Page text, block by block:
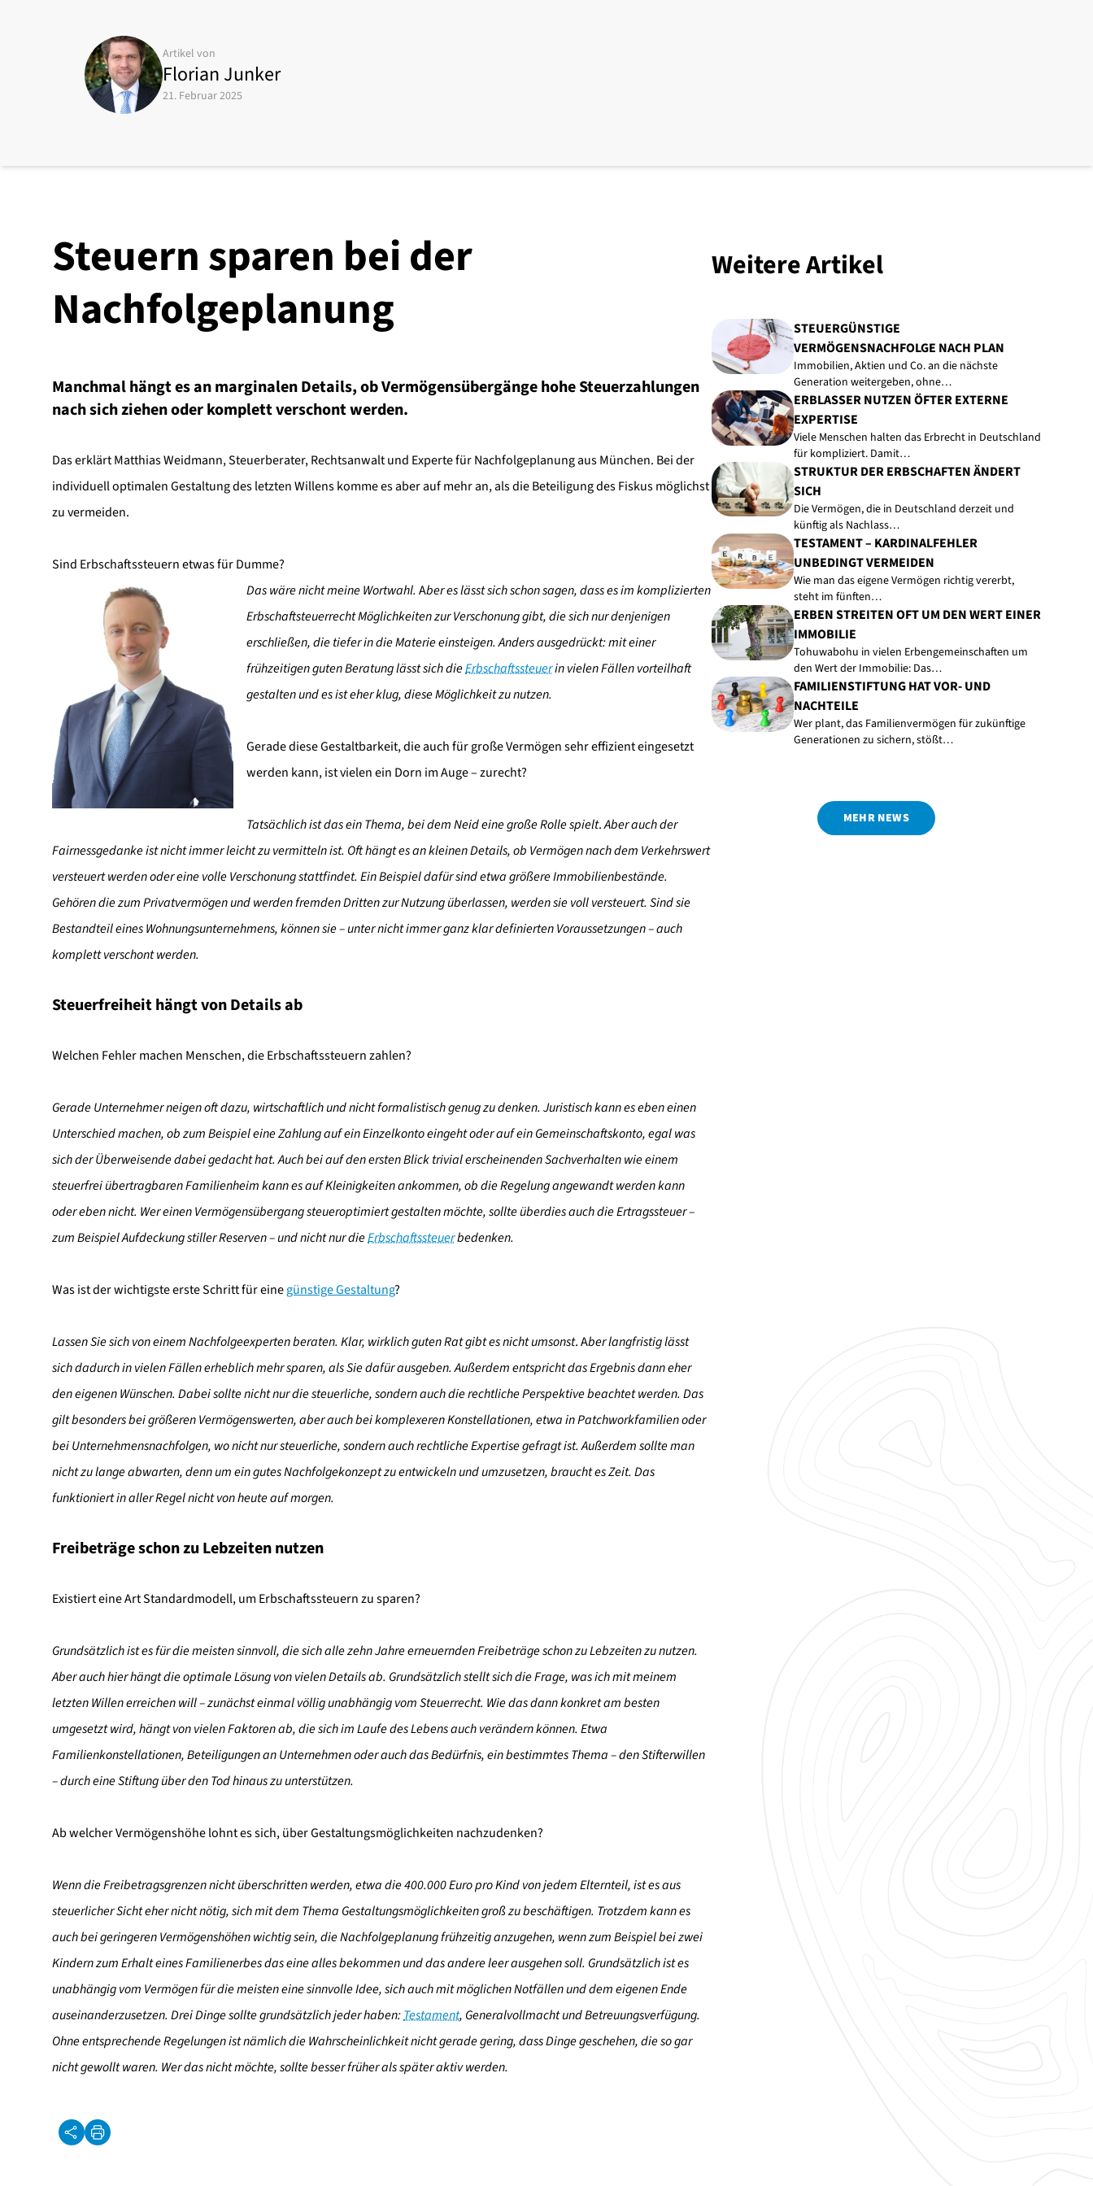
Artikel von
Florian Junker
21. Februar 2025
Steuern sparen bei der
Nachfolgeplanung
Manchmal hängt es an marginalen Details, ob Vermögensübergänge hohe Steuerzahlungen
nach sich ziehen oder komplett verschont werden.
Das erklärt Matthias Weidmann, Steuerberater, Rechtsanwalt und Experte für Nachfolgeplanung aus München. Bei der
individuell optimalen Gestaltung des letzten Willens komme es aber auf mehr an, als die Beteiligung des Fiskus möglichst
zu vermeiden.
Sind Erbschaftssteuern etwas für Dumme?
Das wäre nicht meine Wortwahl. Aber es lässt sich schon sagen, dass es im komplizierten
Erbschaftsteuerrecht Möglichkeiten zur Verschonung gibt, die sich nur denjenigen
erschließen, die tiefer in die Materie einsteigen. Anders ausgedrückt: mit einer
frühzeitigen guten Beratung lässt sich dieErbschaftssteuerin vielen Fällen vorteilhaft
gestalten und es ist eher klug, diese Möglichkeit zu nutzen.
Gerade diese Gestaltbarkeit, die auch für große Vermögen sehr effizient eingesetzt
werden kann, ist vielen ein Dorn im Auge – zurecht?
Tatsächlich ist das ein Thema, bei dem Neid eine große Rolle spielt.Aber auch der
Fairnessgedanke ist nicht immer leicht zu vermitteln ist. Oft hängt es an kleinen Details, ob Vermögen nach dem Verkehrswert
versteuert werden oder eine volle Verschonung stattfindet. Ein Beispiel dafür sind etwa größere Immobilienbestände.
Gehören die zum Privatvermögen und werden fremden Dritten zur Nutzung überlassen, werden sie voll versteuert. Sind sie
Bestandteil eines Wohnungsunternehmens, können sie – unter nicht immer ganz klar definierten Voraussetzungen – auch
komplett verschont werden.
Steuerfreiheit hängt von Details ab
Welchen Fehler machen Menschen, die Erbschaftssteuern zahlen?
Gerade Unternehmer neigen oft dazu, wirtschaftlich und nicht formalistisch genug zu denken. Juristisch kann es eben einen
Unterschied machen, ob zum Beispiel eine Zahlung auf ein Einzelkonto eingeht oder auf ein Gemeinschaftskonto, egal was
sich der Überweisende dabei gedacht hat. Auch bei auf den ersten Blick trivial erscheinenden Sachverhalten wie einem
steuerfrei übertragbaren Familienheim kann es auf Kleinigkeiten ankommen, ob die Regelung angewandt werden kann
oder eben nicht. Wer einen Vermögensübergang steueroptimiert gestalten möchte, sollte überdies auch die Ertragssteuer –
zum Beispiel Aufdeckung stiller Reserven – und nicht nur dieErbschaftssteuerbedenken.
Was ist der wichtigste erste Schritt für einegünstige Gestaltung?
Lassen Sie sich von einem Nachfolgeexperten beraten. Klar, wirklich guten Rat gibt es nicht umsonst.Aber langfristig lässt
sich dadurch in vielen Fällen erheblich mehr sparen, als Sie dafür ausgeben. Außerdem entspricht das Ergebnis dann eher
den eigenen Wünschen. Dabei sollte nicht nur die steuerliche, sondern auch die rechtliche Perspektive beachtet werden. Das
gilt besonders bei größeren Vermögenswerten, aber auch bei komplexeren Konstellationen, etwa in Patchworkfamilien oder
bei Unternehmensnachfolgen, wo nicht nur steuerliche, sondern auch rechtliche Expertise gefragt ist. Außerdem sollte man
nicht zu lange abwarten, denn um ein gutes Nachfolgekonzept zu entwickeln und umzusetzen, braucht es Zeit. Das
funktioniert in aller Regel nicht von heute auf morgen.
Freibeträge schon zu Lebzeiten nutzen
Existiert eine Art Standardmodell, um Erbschaftssteuern zu sparen?
Grundsätzlich ist es für die meisten sinnvoll, die sich alle zehn Jahre erneuernden Freibeträge schon zu Lebzeiten zu nutzen.
Aber auch hier hängt die optimale Lösung von vielen Details ab. Grundsätzlich stellt sich die Frage, was ich mit meinem
letzten Willen erreichen will – zunächst einmal völlig unabhängig vom Steuerrecht. Wie das dann konkret am besten
umgesetzt wird, hängt von vielen Faktoren ab, die sich im Laufe des Lebens auch verändern können. Etwa
Familienkonstellationen, Beteiligungen an Unternehmen oder auch das Bedürfnis, ein bestimmtes Thema – den Stifterwillen
– durch eine Stiftung über den Tod hinaus zu unterstützen.
Ab welcher Vermögenshöhe lohnt es sich, über Gestaltungsmöglichkeiten nachzudenken?
Wenn die Freibetragsgrenzen nicht überschritten werden, etwa die 400.000 Euro pro Kind von jedem Elternteil, ist es aus
steuerlicher Sicht eher nicht nötig, sich mit dem Thema Gestaltungsmöglichkeiten groß zu beschäftigen. Trotzdem kann es
auch bei geringeren Vermögenshöhen wichtig sein, die Nachfolgeplanung frühzeitig anzugehen, wenn zum Beispiel bei zwei
Kindern zum Erhalt eines Familienerbes das eine alles bekommen und das andere leer ausgehen soll. Grundsätzlich ist es
unabhängig vom Vermögen für die meisten eine sinnvolle Idee, sich auch mit möglichen Notfällen und dem eigenen Ende
auseinanderzusetzen. Drei Dinge sollte grundsätzlich jeder haben:Testament, Generalvollmacht und Betreuungsverfügung.
Ohne entsprechende Regelungen ist nämlich die Wahrscheinlichkeit nicht gerade gering, dass Dinge geschehen, die so gar
nicht gewollt waren. Wer das nicht möchte, sollte besser früher als später aktiv werden.
Weitere Artikel
STEUERGÜNSTIGE
VERMÖGENSNACHFOLGE NACH PLAN
Immobilien, Aktien und Co. an die nächste
Generation weitergeben, ohne…
ERBLASSER NUTZEN ÖFTER EXTERNE
EXPERTISE
Viele Menschen halten das Erbrecht in Deutschland
für kompliziert. Damit…
STRUKTUR DER ERBSCHAFTEN ÄNDERT
SICH
Die Vermögen, die in Deutschland derzeit und
künftig als Nachlass…
TESTAMENT – KARDINALFEHLER
UNBEDINGT VERMEIDEN
Wie man das eigene Vermögen richtig vererbt,
steht im fünften…
ERBEN STREITEN OFT UM DEN WERT EINER
IMMOBILIE
Tohuwabohu in vielen Erbengemeinschaften um
den Wert der Immobilie: Das…
FAMILIENSTIFTUNG HAT VOR- UND
NACHTEILE
Wer plant, das Familienvermögen für zukünftige
Generationen zu sichern, stößt…
MEHR NEWS